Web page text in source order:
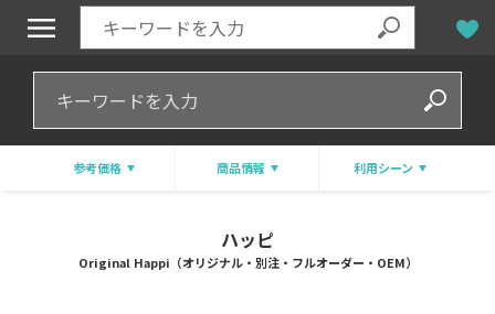
参考価格 商品情報 利用シーン
ハッピ
Original Happi（オリジナル・別注・フルオーダー・OEM）